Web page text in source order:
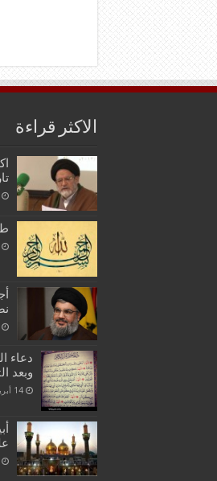
الاكثر قراءة
دعاء
وبعد
14 أبريل,2016